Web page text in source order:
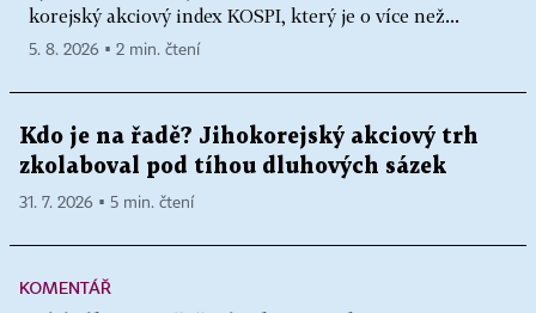
korejský akciový index KOSPI, který je o více než...
5. 8. 2026 ▪ 2 min. čtení
Kdo je na řadě? Jihokorejský akciový trh
zkolaboval pod tíhou dluhových sázek
31. 7. 2026 ▪ 5 min. čtení
KOMENTÁŘ